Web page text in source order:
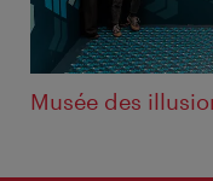
Musée des